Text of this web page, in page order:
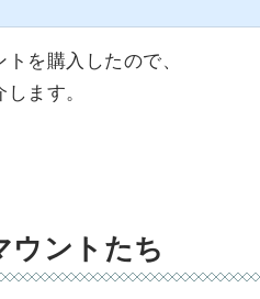
を購入したので、
ます。
ウントたち